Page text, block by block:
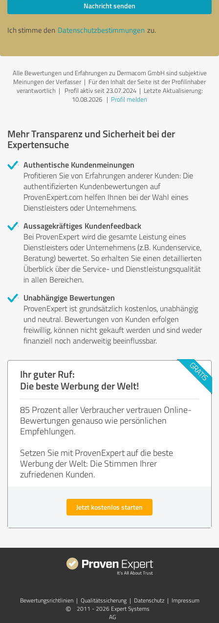
Nachricht senden
Ich stimme den Datenschutzbestimmungen zu.
Alle Bewertungen und Erfahrungen zu Dermacom GmbH sind subjektive
Meinungen der Verfasser | Für den Inhalt der Seite ist der Profilinhaber
verantwortlich | Profil aktiv seit 23.07.2024 | Letzte Aktualisierung:
10.08.2026 | Profil melden
Mehr Transparenz und Sicherheit bei der
Expertensuche
Authentische Kundenmeinungen
Profitieren Sie von Erfahrungen anderer Kunden: Die
authentifizierten Kundenbewertungen auf
ProvenExpert.com helfen Ihnen bei der Wahl eines
Dienstleisters oder Unternehmens.
Aussagekräftiges Kundenfeedback
Bei ProvenExpert wird die gesamte Leistung eines
Dienstleisters oder Unternehmens (z.B. Kundenservice,
Beratung) bewertet. So erhalten Sie einen detaillierten
Überblick über die Service- und Dienstleistungsqualität
in allen Bereichen.
Unabhängige Bewertungen
ProvenExpert ist grundsätzlich kostenlos, unabhängig
und neutral. Bewertungen von Kunden erfolgen
freiwillig, können nicht gekauft werden und sind weder
finanziell noch anderweitig beeinflussbar.
Ihr guter Ruf:
Die beste Werbung der Welt!
85 Prozent aller Verbraucher vertrauen Online-
Bewertungen genauso wie persönlichen
Empfehlungen.
Setzen Sie mit ProvenExpert auf die beste
Werbung der Welt: Die Stimmen Ihrer
zufriedenen Kunden.
Jetzt kostenlos starten
Bewertungs­richtlinien | Qualitätssicherung | Datenschutz | Impressum
©
2011 - 2026 Expert Systems
AG